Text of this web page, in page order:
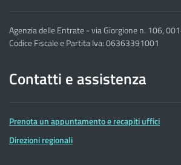
Agenzia delle Entrate - via Giorgione n. 106,
Codice Fiscale e Partita Iva: 06363391001
Contatti e assistenza
Prenota un appuntamento e recapiti uffici
Direzioni regionali